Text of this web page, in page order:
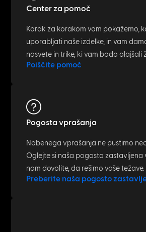
Center za pomoč
Korak za korakom vam pokažemo,
uporabljati naše izdelke, in vam
nasvete in trike, ki vam bodo olajšali
Poiščite pomoč
Pogosta vprašanja
Nobenega vprašanja ne pustimo
Oglejte si naša pogosto zastavljena
nam dovolite, da rešimo vaše težave.
Preberite naša pogosto